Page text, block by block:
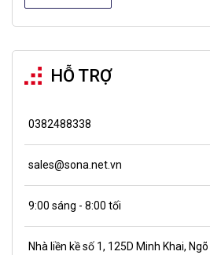
HỖ TRỢ
0382488338
sales@sona.net.vn
9:00 sáng - 8:00 tối
Nhà liền kề số 1, 125D Minh Khai,